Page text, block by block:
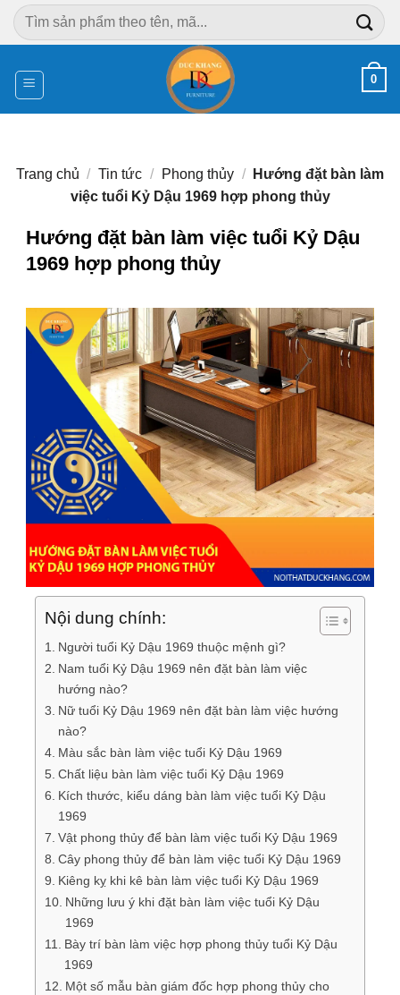
Chuyển
đến
dung
Tìm
kiếm:
0
Trang chủ / Tin tức / Phong thủy /
Hướng đặt bàn làm
việc tuổi Kỷ Dậu 1969 hợp phong thủy
Hướng đặt bàn làm việc tuổi Kỷ Dậu
1969 hợp phong thủy
Nội dung chính:
Người tuổi Kỷ Dậu 1969 thuộc mệnh gì?
Nam tuổi Kỷ Dậu 1969 nên đặt bàn làm việc
hướng nào?
Nữ tuổi Kỷ Dậu 1969 nên đặt bàn làm việc hướng
nào?
Màu sắc bàn làm việc tuổi Kỷ Dậu 1969
Chất liệu bàn làm việc tuổi Kỷ Dậu 1969
Kích thước, kiểu dáng bàn làm việc tuổi Kỷ Dậu
1969
Vật phong thủy để bàn làm việc tuổi Kỷ Dậu 1969
Cây phong thủy để bàn làm việc tuổi Kỷ Dậu 1969
Kiêng kỵ khi kê bàn làm việc tuổi Kỷ Dậu 1969
Những lưu ý khi đặt bàn làm việc tuổi Kỷ Dậu
1969
Bày trí bàn làm việc hợp phong thủy tuổi Kỷ Dậu
1969
Một số mẫu bàn giám đốc hợp phong thủy cho